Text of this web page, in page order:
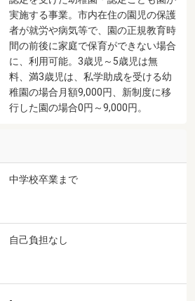
実施する事業。市内在住の園児の保護
者が就労や病気等で、園の正規教育時
間の前後に家庭で保育ができない場合
に、利用可能。3歳児～5歳児は無
料、満3歳児は、私学助成を受ける幼
稚園の場合月額9,000円、新制度に移
行した園の場合0円～9,000円。
中学校卒業まで
自己負担なし